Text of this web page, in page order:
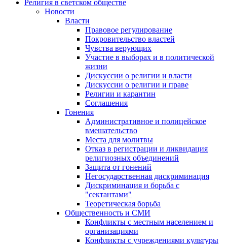
Религия в светском обществе
Новости
Власти
Правовое регулирование
Покровительство властей
Чувства верующих
Участие в выборах и в политической
жизни
Дискуссии о религии и власти
Дискуссии о религии и праве
Религии и карантин
Соглашения
Гонения
Административное и полицейское
вмешательство
Места для молитвы
Отказ в регистрации и ликвидация
религиозных объединений
Защита от гонений
Негосударственная дискриминация
Дискриминация и борьба с
"сектантами"
Теоретическая борьба
Общественность и СМИ
Конфликты с местным населением и
организациями
Конфликты с учреждениями культуры